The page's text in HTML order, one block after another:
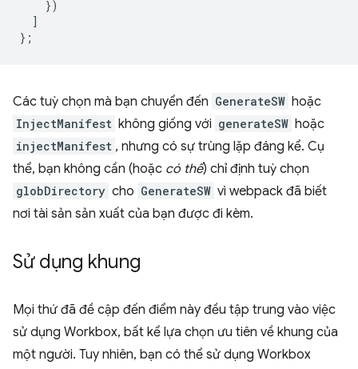
})
]
};
Các tuỳ chọn mà bạn chuyển đến GenerateSW hoặc
InjectManifest không giống với generateSW hoặc
injectManifest , nhưng có sự trùng lặp đáng kể. Cụ
thể, bạn không cần (hoặc có thể) chỉ định tuỳ chọn
globDirectory cho GenerateSW vì webpack đã biết
nơi tài sản sản xuất của bạn được đi kèm.
Sử dụng khung
Mọi thứ đã đề cập đến điểm này đều tập trung vào việc
sử dụng Workbox, bất kể lựa chọn ưu tiên về khung của
một người. Tuy nhiên, bạn có thể sử dụng Workbox